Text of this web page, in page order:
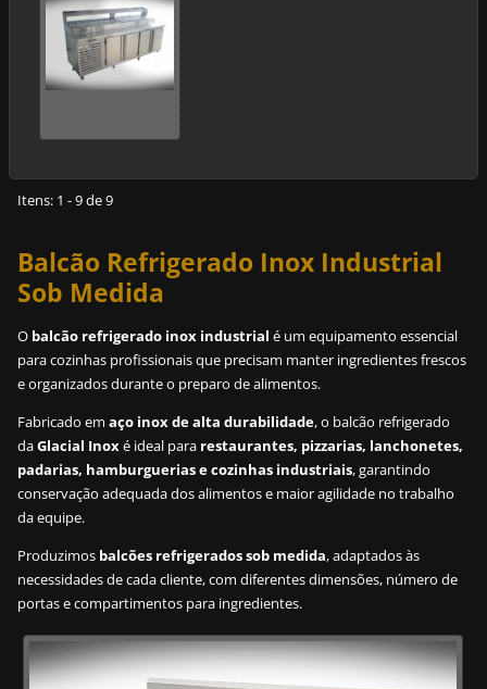
Itens: 1 - 9 de 9
Balcão Refrigerado Inox Industrial
Sob Medida
O balcão refrigerado inox industrial é um equipamento essencial
para cozinhas profissionais que precisam manter ingredientes frescos
e organizados durante o preparo de alimentos.
Fabricado emaço inox de alta durabilidade, o balcão refrigerado
daGlacial Inoxé ideal para restaurantes, pizzarias, lanchonetes,
padarias, hamburguerias e cozinhas industriais, garantindo
conservação adequada dos alimentos e maior agilidade no trabalho
da equipe.
Produzimos balcões refrigerados sob medida, adaptados às
necessidades de cada cliente, com diferentes dimensões, número de
portas e compartimentos para ingredientes.